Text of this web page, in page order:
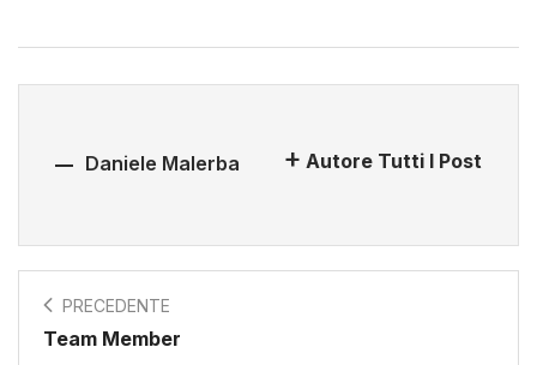
Daniele Malerba Autore Tutti I Post
PRECEDENTE
Team Member